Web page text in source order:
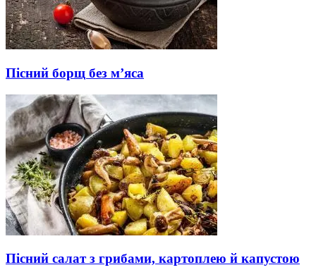
Пісний борщ без м’яса
Пісний салат з грибами, картоплею й капустою